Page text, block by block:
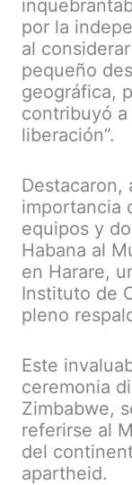
por la
al
pequeño
geográfica,
contribuyó
liberación”.
Destacaron,
importancia
equipos y
Habana al
en Harare,
Instituto de
pleno
Este
ceremonia
Zimbabwe,
referirse al
del
apartheid.